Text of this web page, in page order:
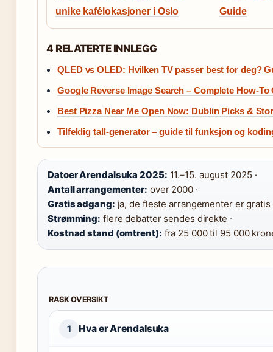
unike kafélokasjoner i Oslo
Guide
4 RELATERTE INNLEGG
QLED vs OLED: Hvilken TV passer best for deg?
Google Reverse Image Search – Complete How-To
Best Pizza Near Me Open Now: Dublin Picks &
Tilfeldig tall-generator – guide til funksjon og
Datoer Arendalsuka 2025: 11.–15. august 2025 ·
Antall arrangementer: over 2000 ·
Gratis adgang: ja, de fleste arrangementer er gratis
Strømming: flere debatter sendes direkte ·
Kostnad stand (omtrent): fra 25 000 til 95 000
RASK OVERSIKT
1 Hva er Arendalsuka